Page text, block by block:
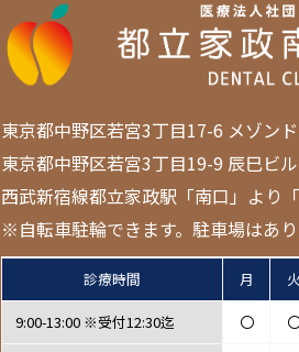
東京都中野区若宮3丁目17-6 メゾン
東京都中野区若宮3丁目19-9 辰巳ビ
西武新宿線都立家政駅「南口」より「
※自転車駐輪できます。駐車場はあり
診療時間 月 火
9:00-13:00 ※受付12:30迄 〇